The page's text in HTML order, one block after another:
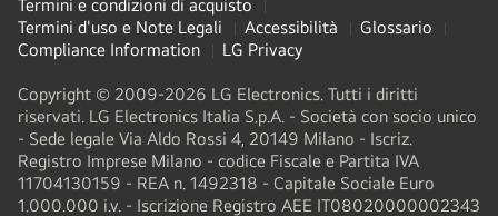
Termini e condizioni di acquisto
Termini d'uso e Note Legali
Accessibilità
Glossario
Compliance Information
LG Privacy
Copyright © 2009-2026 LG Electronics. Tutti i diritti
riservati. LG Electronics Italia S.p.A. - Società con socio unico
- Sede legale Via Aldo Rossi 4, 20149 Milano - Iscriz.
Registro Imprese Milano - codice Fiscale e Partita IVA
11704130159 - REA n. 1492318 - Capitale Sociale Euro
1.000.000 i.v. - Iscrizione Registro AEE IT08020000002343​